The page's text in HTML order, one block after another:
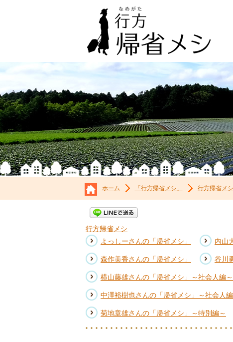
ホーム 「行方帰省メシ」 行方帰省メシ
行方帰省メシ
よっしーさんの「帰省メシ」
内山
森作美香さんの「帰省メシ」 谷川
横山藤雄さんの「帰省メシ」～社会人編～
中澤裕樹也さんの「帰省メシ」～社会人編
菊地章雄さんの「帰省メシ」～特別編～